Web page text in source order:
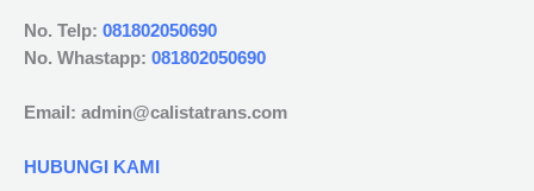
No. Telp: 081802050690
No. Whastapp: 081802050690
Email: admin@calistatrans.com
HUBUNGI KAMI